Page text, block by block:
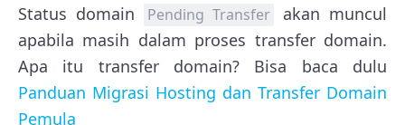
Status domain Pending Transfer
akan muncul
apabila masih dalam proses transfer domain.
Apa itu transfer domain? Bisa baca dulu
Panduan Migrasi Hosting dan Transfer Domain
Pemula